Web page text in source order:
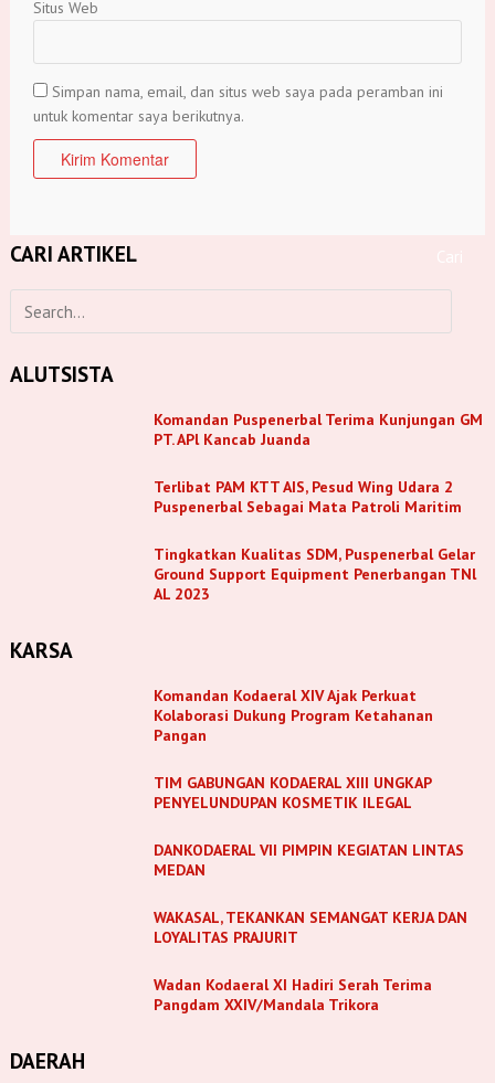
Situs Web
Simpan nama, email, dan situs web saya pada peramban ini
untuk komentar saya berikutnya.
CARI ARTIKEL
ALUTSISTA
Komandan Puspenerbal Terima Kunjungan GM
PT. APl Kancab Juanda
Terlibat PAM KTT AIS, Pesud Wing Udara 2
Puspenerbal Sebagai Mata Patroli Maritim
Tingkatkan Kualitas SDM, Puspenerbal Gelar
Ground Support Equipment Penerbangan TNl
AL 2023
KARSA
Komandan Kodaeral XIV Ajak Perkuat
Kolaborasi Dukung Program Ketahanan
Pangan
TIM GABUNGAN KODAERAL XIII UNGKAP
PENYELUNDUPAN KOSMETIK ILEGAL
DANKODAERAL VII PIMPIN KEGIATAN LINTAS
MEDAN
WAKASAL, TEKANKAN SEMANGAT KERJA DAN
LOYALITAS PRAJURIT
Wadan Kodaeral XI Hadiri Serah Terima
Pangdam XXIV/Mandala Trikora
DAERAH